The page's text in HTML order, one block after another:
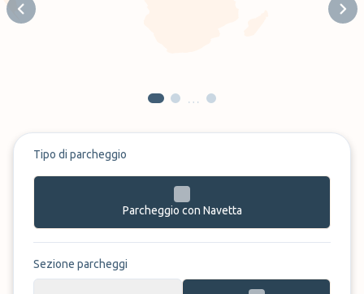
Previous slide
…
Tipo di parcheggio
Parcheggio con Navetta
Sezione parcheggi